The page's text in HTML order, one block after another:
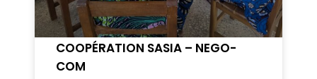
COOPÉRATION SASIA – NEGO-
COM